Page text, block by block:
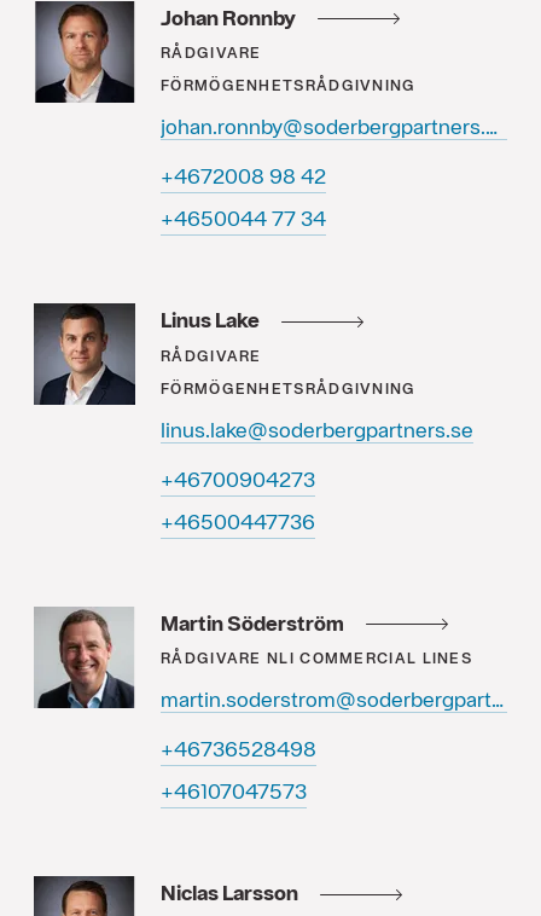
Johan Ronnby
RÅDGIVARE
FÖRMÖGENHETSRÅDGIVNING
johan.ronnby@soderbergpartners.se
24 89 8002764+
43 77 4400564+
Linus Lake
RÅDGIVARE
FÖRMÖGENHETSRÅDGIVNING
linus.lake@soderbergpartners.se
37240900764+
63774400564+
Martin Söderström
RÅDGIVARE NLI COMMERCIAL LINES
martin.soderstrom@soderbergpartners.se
89482563764+
37574070164+
Niclas Larsson